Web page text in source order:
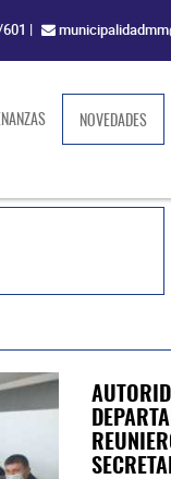
|
NOVEDADES